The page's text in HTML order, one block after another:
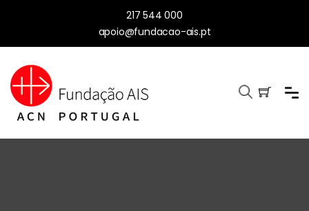
217 544 000
apoio@fundacao-ais.pt